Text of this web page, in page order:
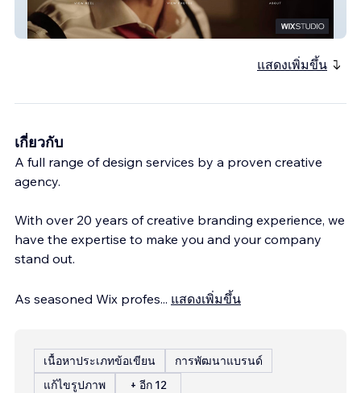
Film Actor Tetsuo Hatanaka
แสดงเพิ่มขึ้น
เกี่ยวกับ
A full range of design services by a proven creative
agency.
With over 20 years of creative branding experience, we
have the expertise to make you and your company
stand out.
As seasoned Wix profes... แสดงเพิ่มขึ้น
เนื้อหาประเภทข้อเขียน
การพัฒนาแบรนด์
แก้ไขรูปภาพ
+ อีก 12